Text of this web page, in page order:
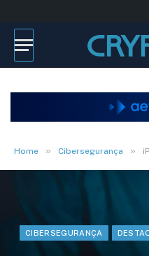
Home » Cibersegurança »
CIBERSEGURANÇA